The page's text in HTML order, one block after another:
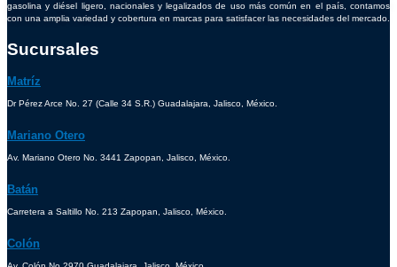
gasolina y diésel ligero, nacionales y legalizados de uso más común en el país, contamos
con una amplia variedad y cobertura en marcas para satisfacer las necesidades del mercado.
Sucursales
Matríz
Dr Pérez Arce No. 27 (Calle 34 S.R.) Guadalajara, Jalisco, México.
Mariano Otero
Av. Mariano Otero No. 3441 Zapopan, Jalisco, México.
Batán
Carretera a Saltillo No. 213 Zapopan, Jalisco, México.
Colón